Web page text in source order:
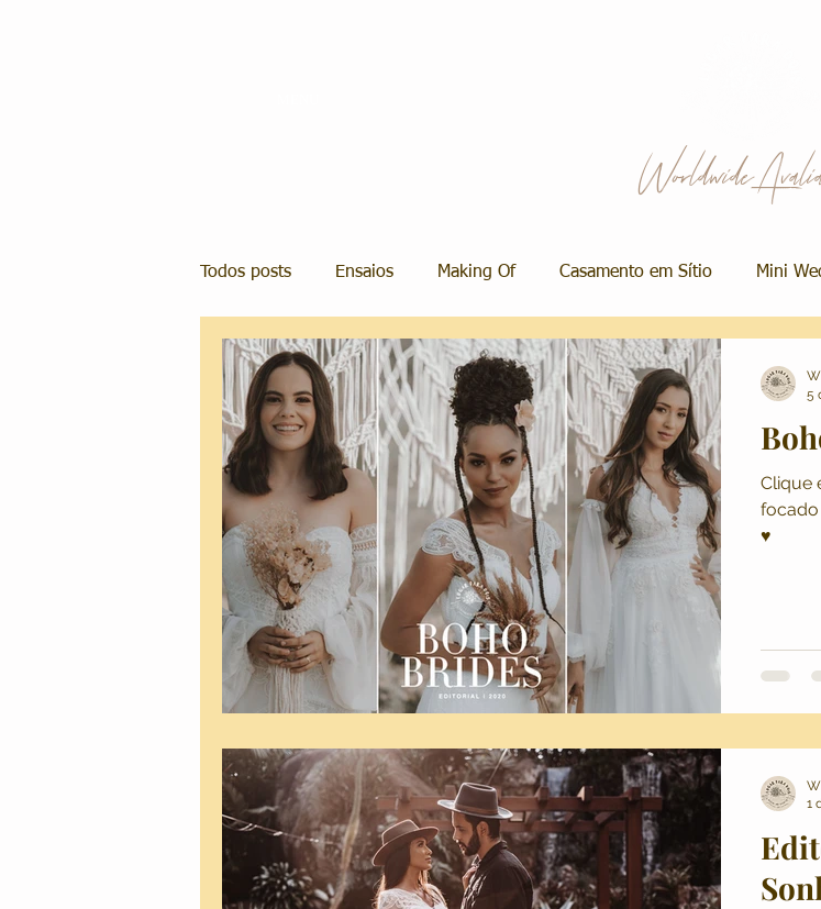
Worldwide
Todos posts Ensaios Making Of Casamento em Sítio Mini
Casamentos Casamento em Salão Álbum de Casamento
Organização e Planejamento Ensaio de Casal Decoração
Casamento na praia Eventos Lugar Para Dois Dicas e
Promos Editoriais Pre Wedding Fotografia de Casamento
Casamento na Serra Filme de Casamento Destination Wedding
Clique
focado
♥
5
1